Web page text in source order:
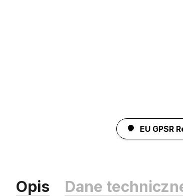
EU GPSR
Opis Dane